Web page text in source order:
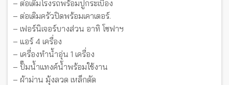
– ต่อเติมโรงรถพร้อมปูกระเบื้อง
– ต่อเติมครัวปิดพร้อมเคาเตอร์.
– เฟอร์นิเจอร์บางส่วน อาทิ โซฟาฯ
– แอร์ 4 เครื่อง
– เครื่องทำน้ำอุ่น 1 เครื่อง
– ปั๊มน้ำแทงค์น้ำพร้อมใช้งาน
– ผ้าม่าน มุ้งลวด เหล็กดัด